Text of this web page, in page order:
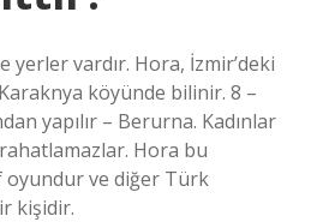
yerler vardır. Hora, İzmir’deki
köyünde bilinir. 8 –
yapılır – Berurna. Kadınlar
Hora bu
ve diğer Türk
kişidir.